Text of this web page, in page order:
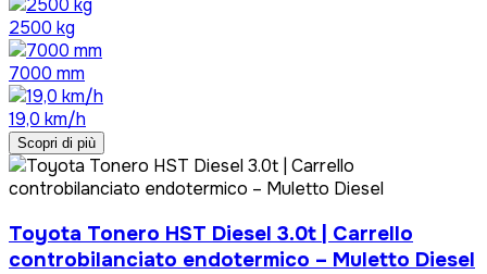
2500 kg
7000 mm
19,0 km/h
Scopri di più
Toyota Tonero HST Diesel 3.0t | Carrello
controbilanciato endotermico – Muletto Diesel